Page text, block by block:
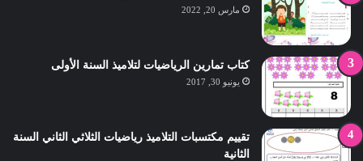
مارس 20, 2022
كتاب تمارين الرياضيات لتلاميذ السنة الأولى
يونيو 30, 2017
تقييم مكتسبات التلاميذ رياضيات الثلاثي الثاني السنة
الثانية